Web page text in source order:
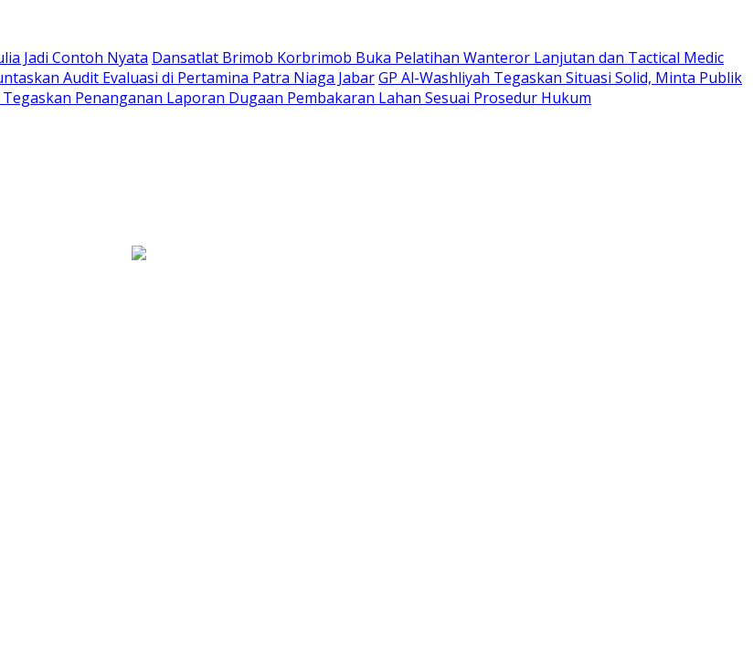
Jadi Contoh Nyata Dansatlat Brimob Korbrimob Buka Pelatihan Wanteror Lanjutan dan Tactical Medic
Audit Evaluasi di Pertamina Patra Niaga JabarGP Al-Washliyah Tegaskan Situasi Solid, Minta Publik
Penanganan Laporan Dugaan Pembakaran Lahan Sesuai Prosedur Hukum